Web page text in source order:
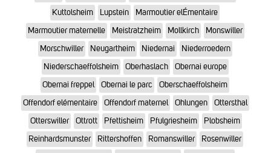
Kuttolsheim
Lupstein
Marmoutier elÉmentaire
Marmoutier maternelle
Meistratzheim Mollkirch
Monswiller
Morschwiller
Neugartheim Niedernai
Niederroedern
Niederschaeffolsheim
Oberhaslach
Obernai europe
Obernai freppel
Obernai le parc
Oberschaeffolsheim
Offendorf elémentaire
Offendorf maternel Ohlungen
Ottersthal
Otterswiller
Ottrott Pfettisheim Pfulgriesheim
Plobsheim
Reinhardsmunster
Rittershoffen Romanswiller
Rosenwiller